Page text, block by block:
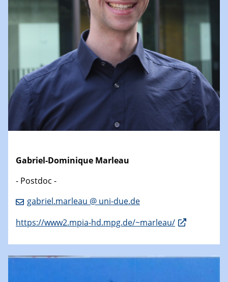
Gabriel-Dominique Marleau
- Postdoc -
gabriel.marleau @ uni-due.de
https://www2.mpia-hd.mpg.de/~marleau/